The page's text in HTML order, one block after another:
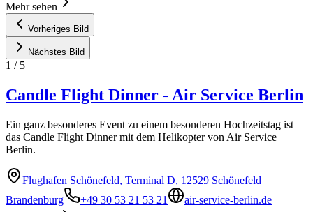
Mehr sehen
Vorheriges Bild
Nächstes Bild
1 / 5
Candle Flight Dinner - Air Service Berlin
Ein ganz besonderes Event zu einem besonderen Hochzeitstag ist
das Candle Flight Dinner mit dem Helikopter von Air Service
Berlin.
Flughafen Schönefeld, Terminal D, 12529 Schönefeld
Brandenburg
+49 30 53 21 53 21
air-service-berlin.de